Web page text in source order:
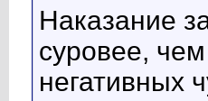
Наказание
суровее,
негативных